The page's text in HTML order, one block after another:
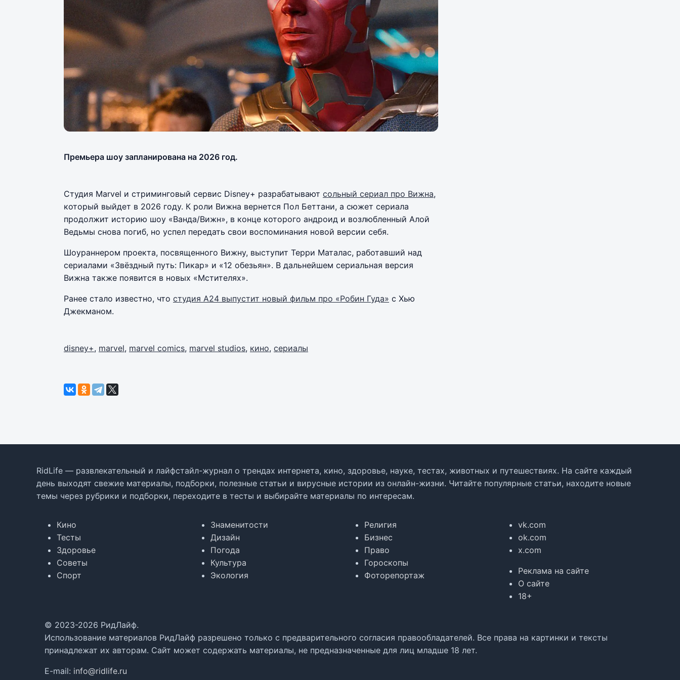
Премьера шоу запланирована на 2026 год.
Студия Marvel и стриминговый сервис Disney+ разрабатывают сольный сериал про Вижна,
который выйдет в 2026 году. К роли Вижна вернется Пол Беттани, а сюжет сериала
продолжит историю шоу «Ванда/Вижн», в конце которого андроид и возлюбленный Алой
Ведьмы снова погиб, но успел передать свои воспоминания новой версии себя.
Шоураннером проекта, посвященного Вижну, выступит Терри Маталас, работавший над
сериалами «Звёздный путь: Пикар» и «12 обезьян». В дальнейшем сериальная версия
Вижна также появится в новых «Мстителях».
Ранее стало известно, что студия A24 выпустит новый фильм про «Робин Гуда» с Хью
Джекманом.
disney+, marvel, marvel comics, marvel studios, кино, сериалы
RidLife — развлекательный и лайфстайл-журнал о трендах интернета, кино, здоровье, науке, тестах, животных и путешествиях. На сайте каждый
день выходят свежие материалы, подборки, полезные статьи и вирусные истории из онлайн-жизни. Читайте популярные статьи, находите новые
темы через рубрики и подборки, переходите в тесты и выбирайте материалы по интересам.
Кино
Тесты
Здоровье
Советы
Спорт
Знаменитости
Дизайн
Погода
Культура
Экология
Религия
Бизнес
Право
Гороскопы
Фоторепортаж
vk.com
ok.com
x.com
Реклама на сайте
О сайте
18+
© 2023-2026 РидЛайф.
Использование материалов РидЛайф разрешено только с предварительного согласия правообладателей. Все права на картинки и тексты
принадлежат их авторам. Сайт может содержать материалы, не предназначенные для лиц младше 18 лет.
E-mail: info@ridlife.ru